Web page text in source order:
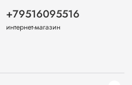
+79516095516
интернет-магазин